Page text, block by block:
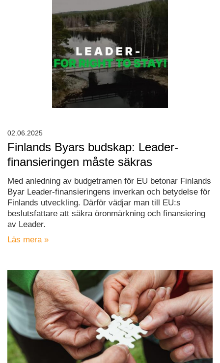
Finlands Byars budskap: Leader-
finansieringen måste säkras
Med anledning av budgetramen för EU betonar Finlands
Byar Leader-finansieringens inverkan och betydelse för
Finlands utveckling. Därför vädjar man till EU:s
beslutsfattare att säkra öronmärkning och finansiering
av Leader.
Läs mera »
02.06.2025